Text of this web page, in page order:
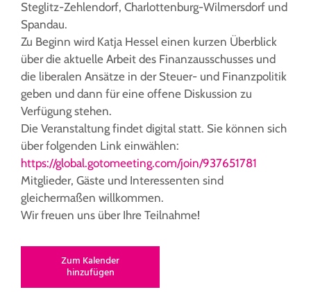
Steglitz-Zehlendorf, Charlottenburg-Wilmersdorf und
Spandau.
Zu Beginn wird Katja Hessel einen kurzen Überblick
über die aktuelle Arbeit des Finanzausschusses und
die liberalen Ansätze in der Steuer- und Finanzpolitik
geben und dann für eine offene Diskussion zu
Verfügung stehen.
Die Veranstaltung findet digital statt. Sie können sich
über folgenden Link einwählen:
https://global.gotomeeting.com/join/937651781
Mitglieder, Gäste und Interessenten sind
gleichermaßen willkommen.
Wir freuen uns über Ihre Teilnahme!
Zum Kalender
hinzufügen